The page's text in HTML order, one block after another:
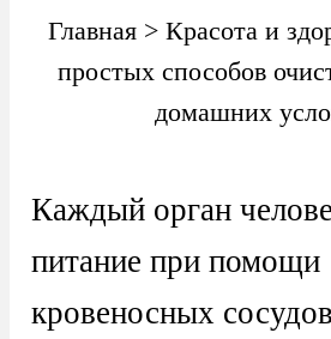
Главная> Красота и
простых способов
домашних
Каждый орган
питание при помощи
кровеносных